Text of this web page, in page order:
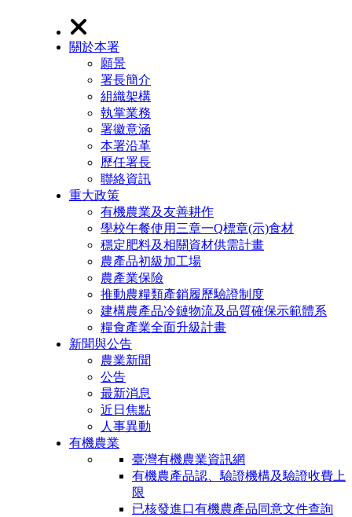
關於本署
願景
署長簡介
組織架構
執掌業務
署徽意涵
本署沿革
歷任署長
聯絡資訊
重大政策
有機農業及友善耕作
學校午餐使用三章一Q標章(示)食材
穩定肥料及相關資材供需計畫
農產品初級加工場
農產業保險
推動農糧類產銷履歷驗證制度
建構農產品冷鏈物流及品質確保示範體系
糧食產業全面升級計畫
新聞與公告
農業新聞
公告
最新消息
近日焦點
人事異動
有機農業
臺灣有機農業資訊網
有機農產品認、驗證機構及驗證收費上
限
已核發進口有機農產品同意文件查詢